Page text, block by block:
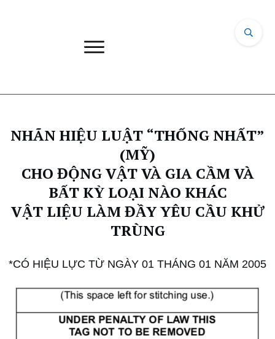
NHÃN HIỆU LUẬT “THỐNG NHẤT”
(MỸ)
CHO ĐỘNG VẬT VÀ GIA CẦM VÀ
BẤT KỲ LOẠI NÀO KHÁC
VẬT LIỆU LÀM ĐẦY YÊU CẦU KHỬ
TRÙNG
*CÓ HIỆU LỰC TỪ NGÀY 01 THÁNG 01 NĂM 2005